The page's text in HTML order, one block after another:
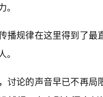
播规律在这里得到了
讨论的声音早已不再局